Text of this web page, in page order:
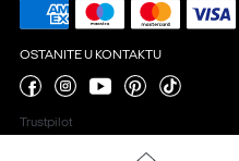
OSTANITE U KONTAKTU
Trustpilot